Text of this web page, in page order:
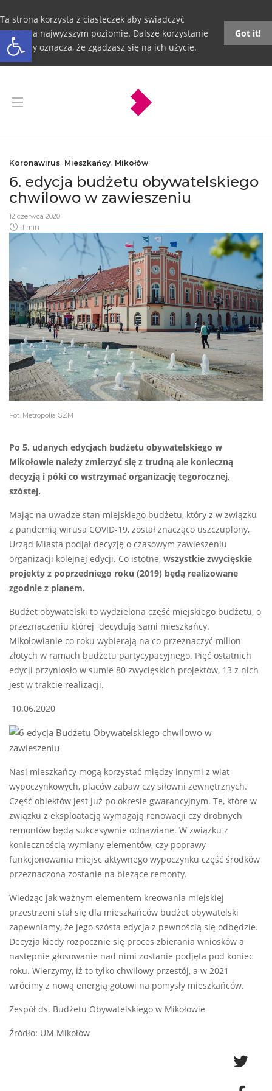
Otwórz pasek narzędzi
Ta strona korzysta z ciasteczek aby świadczyć
usługi na najwyższym poziomie. Dalsze korzystanie
ze strony oznacza, że zgadzasz się na ich użycie.
Got it!
Koronawirus, Mieszkańcy, Mikołów
6. edycja budżetu obywatelskiego
chwilowo w zawieszeniu
12 czerwca 2020
1 min
Fot. Metropolia GZM
Po 5. udanych edycjach budżetu obywatelskiego w
Mikołowie należy zmierzyć się z trudną ale konieczną
decyzją i póki co wstrzymać organizację tegorocznej,
szóstej.
Mając na uwadze stan miejskiego budżetu, który z w związku
z pandemią wirusa COVID-19, został znacząco uszczuplony,
Urząd Miasta podjął decyzję o czasowym zawieszeniu
organizacji kolejnej edycji. Co istotne, wszystkie zwycięskie
projekty z poprzedniego roku (2019) będą realizowane
zgodnie z planem.
Budżet obywatelski to wydzielona część miejskiego budżetu, o
przeznaczeniu której decydują sami mieszkańcy.
Mikołowianie co roku wybierają na co przeznaczyć milion
złotych w ramach budżetu partycypacyjnego. Pięć ostatnich
edycji przyniosło w sumie 80 zwycięskich projektów, 13 z nich
jest w trakcie realizacji.
10.06.2020
Nasi mieszkańcy mogą korzystać między innymi z wiat
wypoczynkowych, placów zabaw czy siłowni zewnętrznych.
Część obiektów jest już po okresie gwarancyjnym. Te, które w
związku z eksploatacją wymagają renowacji czy drobnych
remontów będą sukcesywnie odnawiane. W związku z
koniecznością wymiany elementów, czy poprawy
funkcjonowania miejsc aktywnego wypoczynku część środków
przeznaczona zostanie na bieżące remonty.
Wiedząc jak ważnym elementem kreowania miejskiej
przestrzeni stał się dla mieszkańców budżet obywatelski
zapewniamy, że jego szósta edycja z pewnością się odbędzie.
Decyzja kiedy rozpocznie się proces zbierania wniosków a
następnie głosowanie nad nimi zostanie podjęta pod koniec
roku. Wierzymy, iż to tylko chwilowy przestój, a w 2021
wrócimy z nową energią gotowi na pomysły mieszkańców.
Zespół ds. Budżetu Obywatelskiego w Mikołowie
Źródło: UM Mikołów